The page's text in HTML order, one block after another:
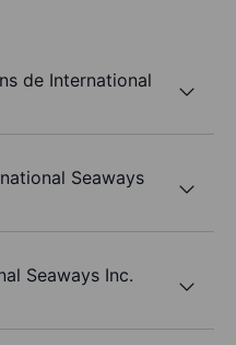
de International
Seaways
Seaways Inc.